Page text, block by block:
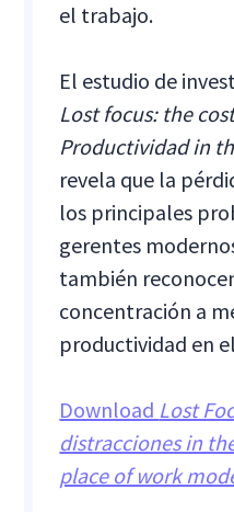
el trabajo.
El estudio de
Lost focus: the
Productividad in
revela que la
los principales
gerentes
también
concentración a
productividad en
Download Lost
distracciones in
place of work